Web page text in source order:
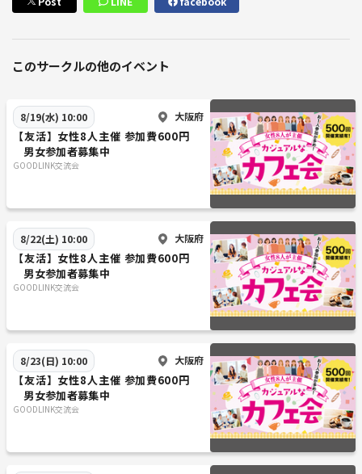
このサークルの他のイベント
8/19(水) 10:00 大阪府
【友活】女性8人主催 参加費600円
男女参加者募集中
GOODLINK交流会
8/22(土) 10:00 大阪府
【友活】女性8人主催 参加費600円
男女参加者募集中
GOODLINK交流会
8/23(日) 10:00 大阪府
【友活】女性8人主催 参加費600円
男女参加者募集中
GOODLINK交流会